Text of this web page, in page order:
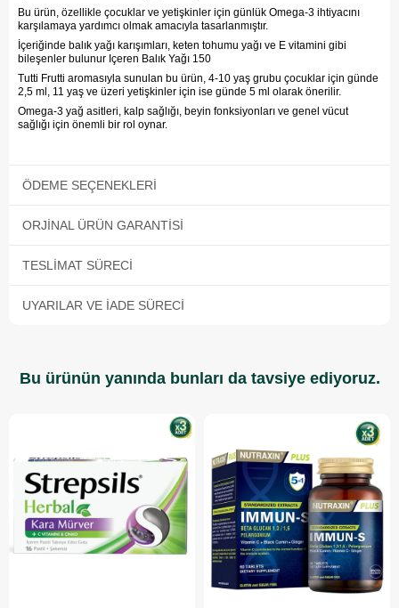
Bu ürün, özellikle çocuklar ve yetişkinler için günlük Omega-3 ihtiyacını
karşılamaya yardımcı olmak amacıyla tasarlanmıştır.
İçeriğinde balık yağı karışımları, keten tohumu yağı ve E vitamini gibi
bileşenler bulunur Içeren Balık Yağı 150
Tutti Frutti aromasıyla sunulan bu ürün, 4-10 yaş grubu çocuklar için günde
2,5 ml, 11 yaş ve üzeri yetişkinler için ise günde 5 ml olarak önerilir.
Omega-3 yağ asitleri, kalp sağlığı, beyin fonksiyonları ve genel vücut
sağlığı için önemli bir rol oynar.
ÖDEME SEÇENEKLERI
ORJINAL ÜRÜN GARANTISI
TESLIMAT SÜRECI
UYARILAR VE İADE SÜRECI
Bu ürünün yanında bunları da tavsiye ediyoruz.